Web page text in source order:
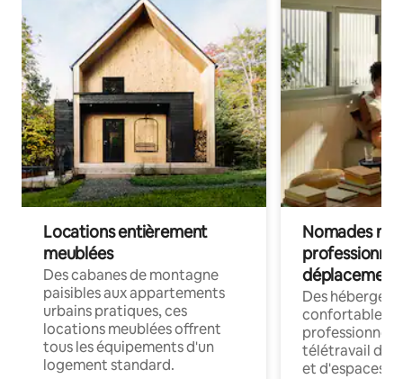
Locations entièrement
meublées
Des cabanes de montagne
paisibles aux appartements
urbains pratiques, ces
locations meublées offrent
tous les équipements d'un
logement standard.
Nomades
déplacement
Des
confortables
professionnels
télétravail
et d'espaces